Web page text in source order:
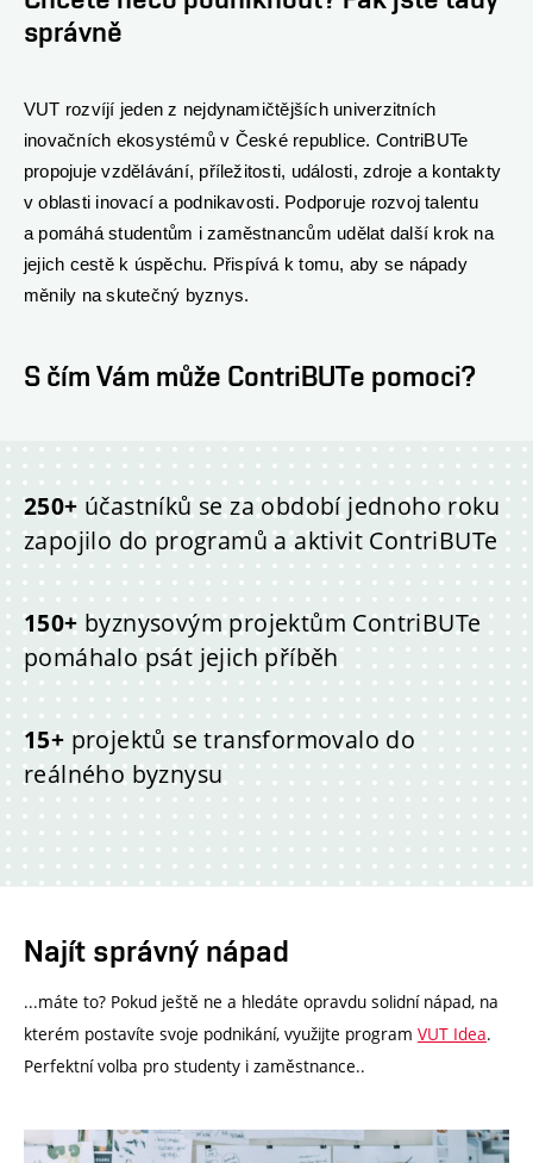
správně
VUT rozvíjí jeden z nejdynamičtějších univerzitních
inovačních ekosystémů v České republice. ContriBUTe
propojuje vzdělávání, příležitosti, události, zdroje a kontakty
v oblasti inovací a podnikavosti. Podporuje rozvoj talentu
a pomáhá studentům i zaměstnancům udělat další krok na
jejich cestě k úspěchu. Přispívá k tomu, aby se nápady
měnily na skutečný byznys.
S čím Vám může ContriBUTe pomoci?
250+ účastníků se za období jednoho roku
zapojilo do programů a aktivit ContriBUTe
150+ byznysovým projektům ContriBUTe
pomáhalo psát jejich příběh
15+ projektů se transformovalo do
reálného byznysu
Najít správný nápad
...máte to? Pokud ještě ne a hledáte opravdu solidní nápad, na
kterém postavíte svoje podnikání, využijte program VUT Idea.
Perfektní volba pro studenty i zaměstnance..